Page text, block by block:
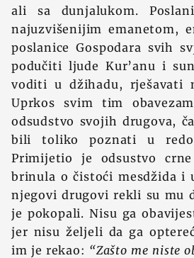
ali sa dunjalukom.
najuzvišenijim emanetom,
poslanice Gospodara svih
podučiti ljude Kur’anu i
voditi u džihadu, rješavati
Uprkos svim tim
odsudstvo svojih drugova,
bili toliko poznati u
Primijetio je odsustvo
brinula o čistoći mesdžida i
njegovi drugovi rekli su mu
je pokopali. Nisu ga
jer nisu željeli da ga
im je rekao: “Zašto me niste